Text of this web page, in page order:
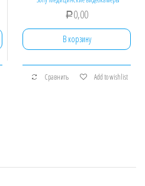
Р0,00
В корзину
Сравнить Add to wishlist